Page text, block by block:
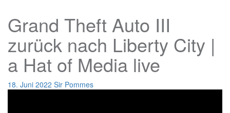
Grand Theft Auto III
zurück nach Liberty City |
a Hat of Media live
18. Juni 2022 Sir Pommes